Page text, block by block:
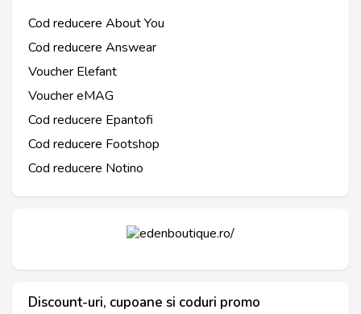
Cod reducere About You
Cod reducere Answear
Voucher Elefant
Voucher eMAG
Cod reducere Epantofi
Cod reducere Footshop
Cod reducere Notino
Discount-uri, cupoane si coduri promo